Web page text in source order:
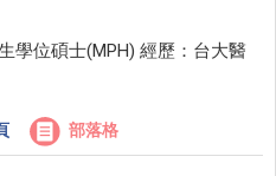
學位碩士(MPH) 經歷：台大醫
部落格